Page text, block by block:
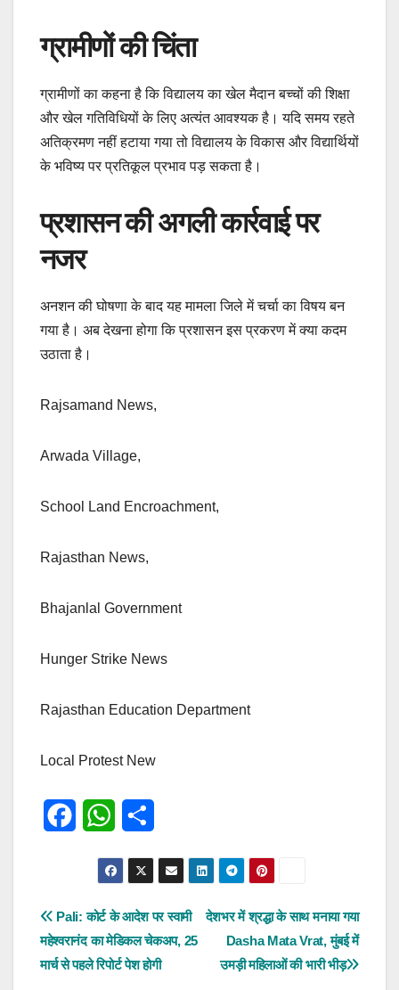
ग्रामीणों की चिंता
ग्रामीणों का कहना है कि विद्यालय का खेल मैदान बच्चों की शिक्षा
और खेल गतिविधियों के लिए अत्यंत आवश्यक है। यदि समय रहते
अतिक्रमण नहीं हटाया गया तो विद्यालय के विकास और विद्यार्थियों
के भविष्य पर प्रतिकूल प्रभाव पड़ सकता है।
प्रशासन की अगली कार्रवाई पर
नजर
अनशन की घोषणा के बाद यह मामला जिले में चर्चा का विषय बन
गया है। अब देखना होगा कि प्रशासन इस प्रकरण में क्या कदम
उठाता है।
Rajsamand News,
Arwada Village,
School Land Encroachment,
Rajasthan News,
Bhajanlal Government
Hunger Strike News
Rajasthan Education Department
Local Protest New
e
b
o
W
a
t
s
a
r
e
पोस्ट
नेविगेशन
देशभर में श्रद्धा के साथ मनाया गया
Dasha Mata Vrat, मुंबई में
उमड़ी महिलाओं की भारी भीड़
Pali: कोर्ट के आदेश पर स्वामी
महेश्वरानंद का मेडिकल चेकअप, 25
मार्च से पहले रिपोर्ट पेश होगी